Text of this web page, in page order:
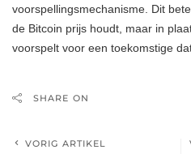
voorspellingsmechanisme. Dit
de Bitcoin prijs houdt, maar in
voorspelt voor een toekomstige
SHARE ON
VORIG ARTIKEL